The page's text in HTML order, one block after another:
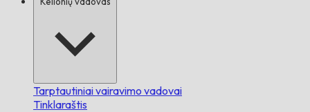
Tarptautiniai vairavimo vadovai
Tinklaraštis